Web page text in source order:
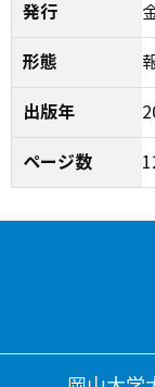
発行
形態
出版年
ページ数